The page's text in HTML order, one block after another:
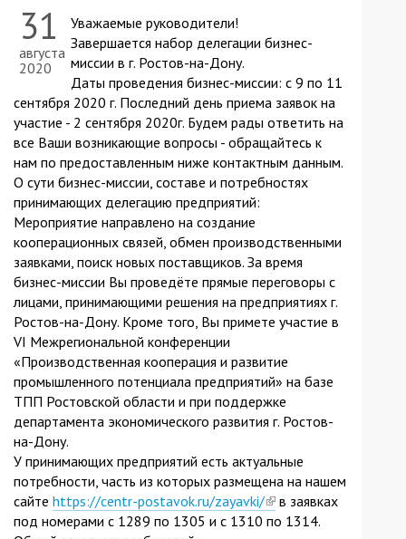
31
августа
2020
Уважаемые руководители!
Завершается набор делегации бизнес-
миссии в г. Ростов-на-Дону.
Даты проведения бизнес-миссии: с 9 по 11
сентября 2020 г. Последний день приема заявок на
участие - 2 сентября 2020г. Будем рады ответить на
все Ваши возникающие вопросы - обращайтесь к
нам по предоставленным ниже контактным данным.
О сути бизнес-миссии, составе и потребностях
принимающих делегацию предприятий:
Мероприятие направлено на создание
кооперационных связей, обмен производственными
заявками, поиск новых поставщиков. За время
бизнес-миссии Вы проведёте прямые переговоры с
лицами, принимающими решения на предприятиях г.
Ростов-на-Дону. Кроме того, Вы примете участие в
VI Межрегиональной конференции
«Производственная кооперация и развитие
промышленного потенциала предприятий» на базе
ТПП Ростовской области и при поддержке
департамента экономического развития г. Ростов-
на-Дону.
У принимающих предприятий есть актуальные
потребности, часть из которых размещена на нашем
сайте https://centr-postavok.ru/zayavki/(link
is
в заявках
под номерами с 1289 по 1305 и с 1310 по 1314.